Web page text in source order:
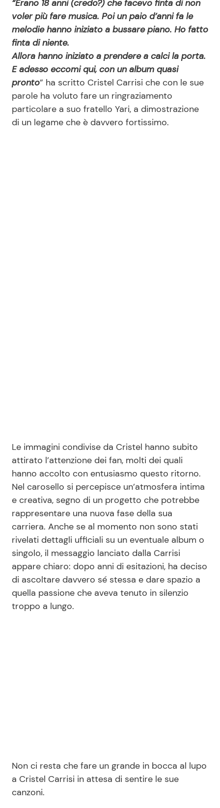
“Erano 18 anni (credo?) che facevo finta di non
voler più fare musica. Poi un paio d’anni fa le
melodie hanno iniziato a bussare piano. Ho fatto
finta di niente.
Allora hanno iniziato a prendere a calci la porta.
E adesso eccomi qui, con un album quasi
pronto” ha scritto Cristel Carrisi che con le sue
parole ha voluto fare un ringraziamento
particolare a suo fratello Yari, a dimostrazione
di un legame che è davvero fortissimo.
Le immagini condivise da Cristel hanno subito
attirato l’attenzione dei fan, molti dei quali
hanno accolto con entusiasmo questo ritorno.
Nel carosello si percepisce un’atmosfera intima
e creativa, segno di un progetto che potrebbe
rappresentare una nuova fase della sua
carriera. Anche se al momento non sono stati
rivelati dettagli ufficiali su un eventuale album o
singolo, il messaggio lanciato dalla Carrisi
appare chiaro: dopo anni di esitazioni, ha deciso
di ascoltare davvero sé stessa e dare spazio a
quella passione che aveva tenuto in silenzio
troppo a lungo.
Non ci resta che fare un grande in bocca al lupo
a Cristel Carrisi in attesa di sentire le sue
canzoni.